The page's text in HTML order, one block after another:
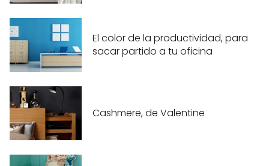
El color de la productividad, para
sacar partido a tu oficina
Cashmere, de Valentine